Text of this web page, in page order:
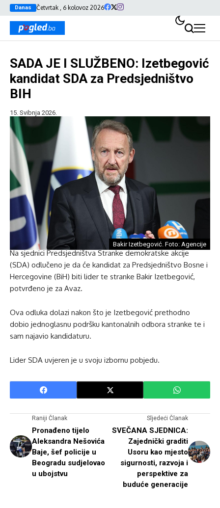
Danas Četvrtak , 6 kolovoz 2026
SADA JE I SLUŽBENO: Izetbegović
kandidat SDA za Predsjedništvo
BIH
15. Svibnja 2026.
Bakir Izetbegović. Foto: Agencije
Na sjednici Predsjedništva Stranke demokratske akcije
(SDA) odlučeno je da će kandidat za Predsjedništvo Bosne i
Hercegovine (BiH) biti lider te stranke Bakir Izetbegović,
potvrđeno je za Avaz.
Ova odluka dolazi nakon što je Izetbegović prethodno
dobio jednoglasnu podršku kantonalnih odbora stranke te i
sam najavio kandidaturu.
Lider SDA uvjeren je u svoju izbornu pobjedu.
Raniji Članak
Pronađeno tijelo
Aleksandra Nešovića
Baje, šef policije u
Beogradu sudjelovao
u ubojstvu
Sljedeći Članak
SVEČANA SJEDNICA:
Zajednički graditi
Usoru kao mjesto
sigurnosti, razvoja i
perspektive za
buduće generacije